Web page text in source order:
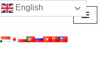
English